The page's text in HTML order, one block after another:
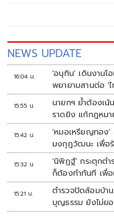
NEWS UPDATE
16:04 น.
'อนุทิน' เดินงานโ
พยายามสานต่อ '
15:55 น.
นายกฯ ย้ำต้องเ
ราดยิง แก้กฎหม
เพิ่ม
15:42 น.
'หมอเหรียญทอง'
มงกุฎวัฒนะ เพื่อ
ภายในรพ.
15:32 น.
'นิพิฏฐ์' กระตุกตำ
ก็ต้องทำทันที เพื่
15:21 น.
ตำรวจปิดล้อมบ้า
บุญธรรม ยังไม่ย